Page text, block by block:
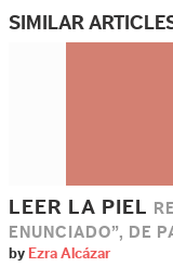
SIMILAR
LEER LA PIEL
ENUNCIADO”, DE
by Ezra Alcázar